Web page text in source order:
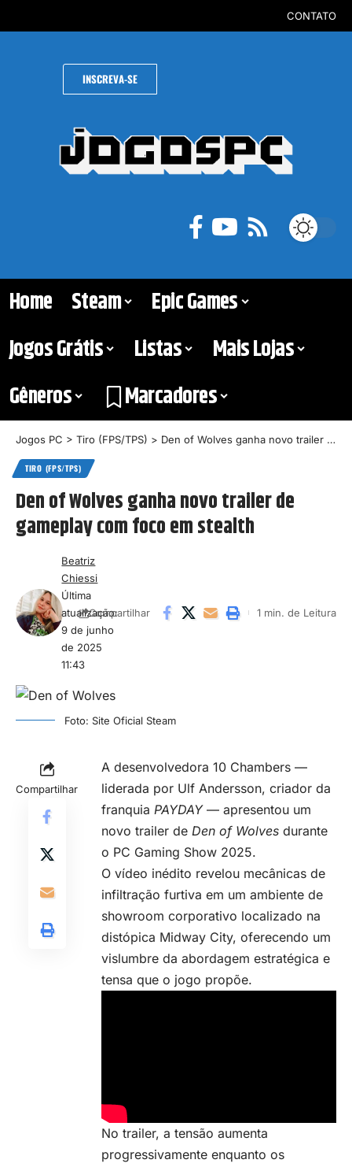
CONTATO
INSCREVA-SE
Home Steam
Epic Games
Jogos Grátis
Listas
Mais Lojas
Gêneros
Marcadores
Jogos PC > Tiro (FPS/TPS) > Den of Wolves ganha novo trailer de gameplay com foco em stealth
TIRO (FPS/TPS)
Den of Wolves ganha novo trailer de
gameplay com foco em stealth
Última
atualização:
9 de junho
de 2025
11:43
Beatriz
Chiessi
Compartilhar 1 min. de Leitura
Foto: Site Oficial Steam
Compartilhar
A desenvolvedora 10 Chambers —
liderada por Ulf Andersson, criador da
franquia PAYDAY— apresentou um
novo trailer de Den of Wolves durante
o PC Gaming Show 2025.
O vídeo inédito revelou mecânicas de
infiltração furtiva em um ambiente de
showroom corporativo localizado na
distópica Midway City, oferecendo um
vislumbre da abordagem estratégica e
tensa que o jogo propõe.
No trailer, a tensão aumenta
progressivamente enquanto os